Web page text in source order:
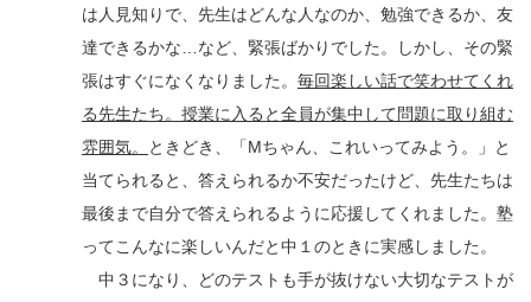
は人見知りで、先生はどんな人なのか、勉強できるか、友
達できるかな…など、緊張ばかりでした。しかし、その緊
張はすぐになくなりました。 毎回楽しい話で笑わせてくれ
る先生たち。授業に入ると全員が集中して問題に取り組む
雰囲気。
ときどき、「Mちゃん、これいってみよう。」と
当てられると、答えられるか不安だったけど、先生たちは
最後まで自分で答えられるように応援してくれました。塾
ってこんなに楽しいんだと中１のときに実感しました。
中３になり、どのテストも手が抜けない大切なテストが